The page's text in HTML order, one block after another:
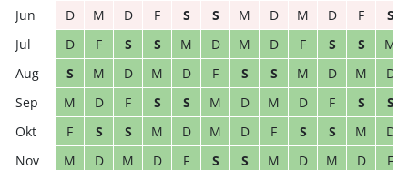
D M D F S S M D M D F
S
D
F S S M D M D F S S
M
S
M D M D F S S M D M
D
M
D F S S M D M D F S
S
F
S S M D M D F S S M
D
M
D M D F S S M D M D
F